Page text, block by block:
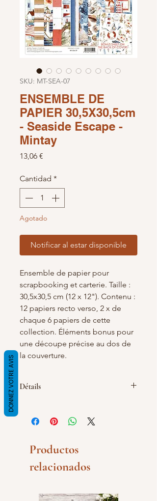
SKU: MT-SEA-07
ENSEMBLE DE
PAPIER 30,5X30,5cm
- Seaside Escape -
Mintay
13,06 €
Cantidad *
Agotado
Notificar al estar disponible
Ensemble de papier pour
scrapbooking et carterie. Taille :
30,5x30,5 cm (12 x 12"). Contenu :
12 papiers recto verso, 2 x de
chaque 6 papiers de cette
collection. Éléments bonus pour
une découpe précise au dos de
la couverture.
Détails
Impression : offset. Emballage :
sachet avec fermeture autocollante.
Productos
relacionados
DONNEZ VOTRE AVIS